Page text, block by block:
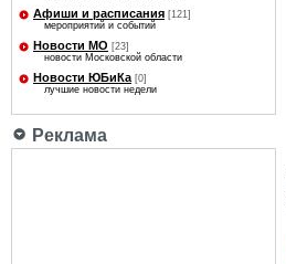
Афиши и расписания [121]
мероприятий и событий
Новости МО [23]
новости Московской области
Новости ЮБиКа [0]
лучшие новости недели
Реклама